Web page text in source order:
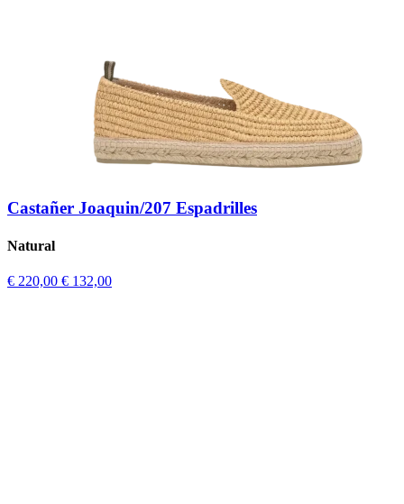
Castañer Joaquin/207 Espadrilles
Natural
€ 220,00 € 132,00